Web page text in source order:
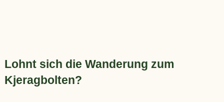
Lohnt sich die Wanderung zum
Kjeragbolten?